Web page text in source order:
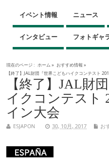
イベント情報 ニュース
インタビュー フォトギャ
現在のページ : ホーム » おすすめ情報 »
【終了】JAL財団『世界こどもハイクコンテスト
【終了】JAL財
イクコンテスト
イン大会
ESJAPON 30, 10月, 2017 お